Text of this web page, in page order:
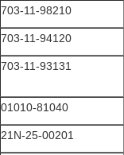
703-11-98210
703-11-94120
703-11-93131
01010-81040
21N-25-00201